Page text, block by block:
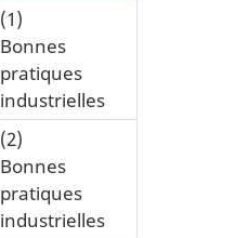
(1)
Bonnes
pratiques
industrielles
(2)
Bonnes
pratiques
industrielles